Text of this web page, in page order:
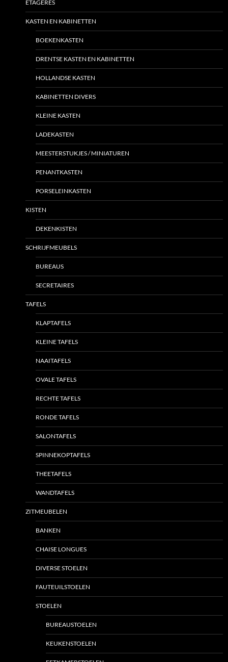
ETAGÈRES
KASTEN EN KABINETTEN
BOEKENKASTEN
DRENTSE KASTEN EN KABINETTEN
HOLLANDSE KASTEN
KABINETTEN DIVERS
KLEINE KASTEN
LADEKASTEN
MEESTERSTUKJES / MINIATUREN
PENANTKASTEN
PORSELEINKASTEN
KISTEN
DEKENKISTEN
SCHRIJFMEUBELS
BUREAUS
SECRETAIRES
TAFELS
KLAPTAFELS
KLEINE TAFELS
NAAITAFELS
OVALE TAFELS
RECHTE TAFELS
RONDE TAFELS
SALONTAFELS
SPINNEKOPTAFELS
THEETAFELS
WANDTAFELS
ZITMEUBELEN
BANKEN
CHAISE LONGUES
DIVERSE STOELEN
FAUTEUILSTOELEN
STOELEN
BUREAUSTOELEN
KEUKENSTOELEN